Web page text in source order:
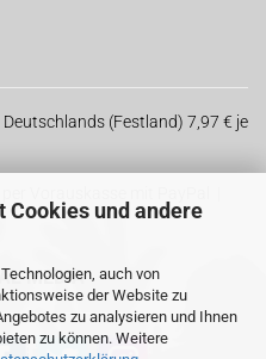
Cookies und andere
auch von
der Website zu
zu analysieren und Ihnen
zu können. Weitere
(Festland) 7,97 € je
MEDIA